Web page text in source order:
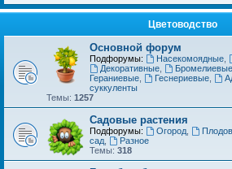
Цветоводство
Основной форум
Подфорумы: Насекомоядные,
Декоративные, Бромелиевые
Гераниевые
Геснериевые,
суккуленты
Темы: 1257
Садовые растения
Подфорумы: Огород,
сад
Разное
Темы: 318